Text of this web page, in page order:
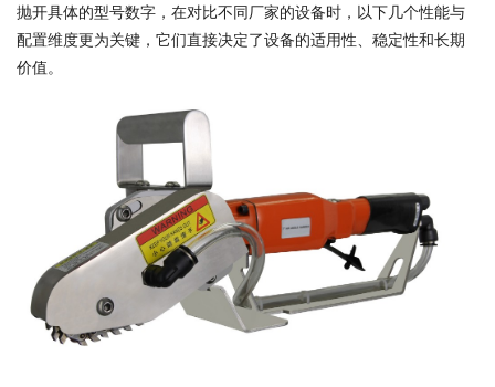
抛开具体的型号数字，在对比不同厂家的设备时，以下几个性能与
配置维度更为关键，它们直接决定了设备的适用性、稳定性和长期
价值。